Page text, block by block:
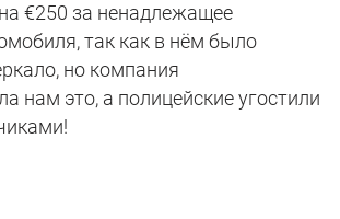
€250 за ненадлежащее
так как в нём было
но компания
нам это, а полицейские угостили